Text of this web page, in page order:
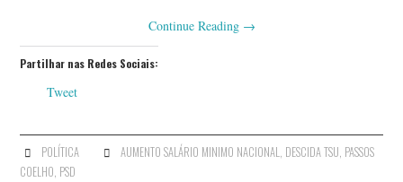
Continue Reading →
Partilhar nas Redes Sociais:
Tweet
POLÍTICA AUMENTO SALÁRIO MINIMO NACIONAL, DESCIDA TSU, PASSOS
COELHO, PSD